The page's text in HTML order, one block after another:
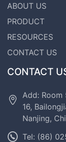
ABOUT US
PRODUCT
RESOURCES
CONTACT US
CONTACT
Add: Room
16,
Nanjing,
Tel: (86)